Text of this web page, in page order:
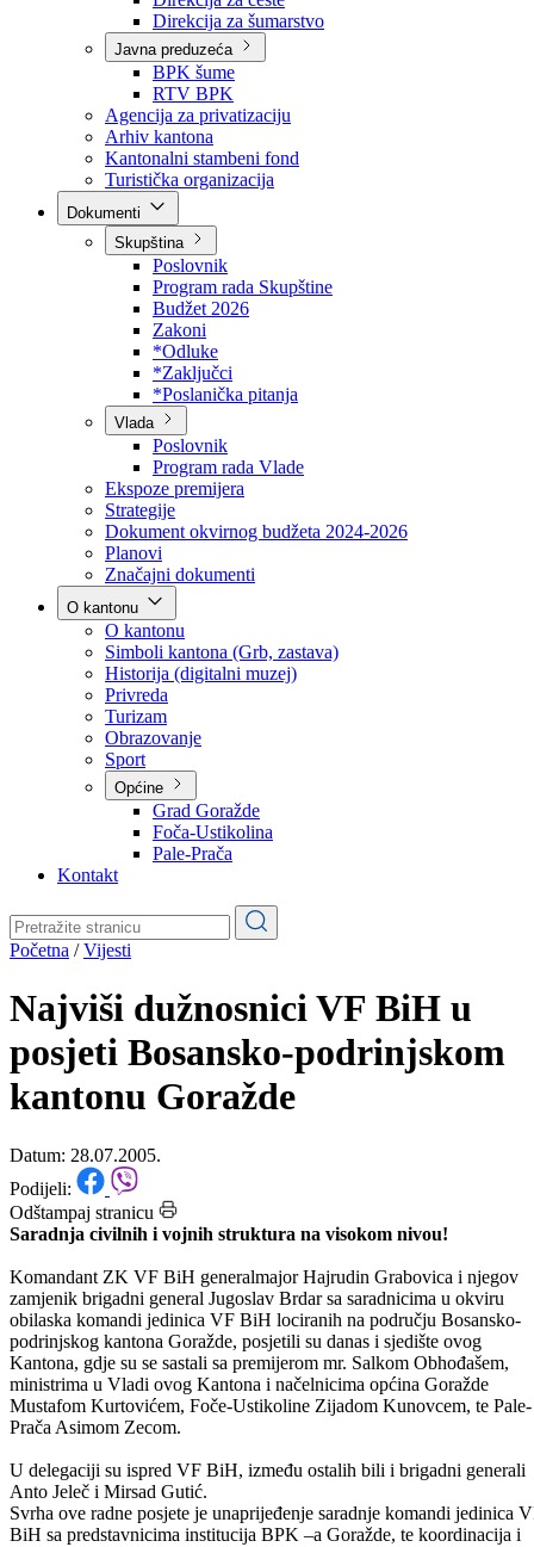
Direkcije
Direkcija za robne rezerve
Direkcija za ceste
Direkcija za šumarstvo
Javna preduzeća
BPK šume
RTV BPK
Agencija za privatizaciju
Arhiv kantona
Kantonalni stambeni fond
Turistička organizacija
Skupština
Poslovnik
Program rada Skupštine
Budžet 2026
Zakoni
*Odluke
*Zaključci
*Poslanička pitanja
Vlada
Poslovnik
Program rada Vlade
Ekspoze premijera
Strategije
Dokument okvirnog budžeta 2024-2026
Planovi
Značajni dokumenti
O kantonu
O kantonu
Simboli kantona (Grb, zastava)
Historija (digitalni muzej)
Privreda
Turizam
Obrazovanje
Općine
Pale-Prača
Kontakt
Početna /Vijesti
Najviši dužnosnici VF BiH u
posjeti Bosansko-podrinjskom
kantonu Goražde
Datum: 28.07.2005.
Odštampaj stranicu
Saradnja civilnih i vojnih struktura na visokom nivou!